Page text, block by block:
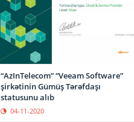
“AzInTelecom” “Veeam Software”
şirkətinin Gümüş Tərəfdaşı
statusunu alıb
04-11-2020